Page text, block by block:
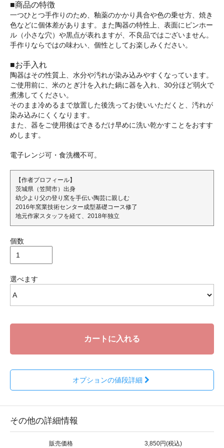
■商品の特徴
一つひとつ手作りのため、釉薬のかかり具合や色の乗せ方、焼き
色などに個体差があります。また陶器の特性上、表面にピンホー
ル（小さな穴）や黒点が表れますが、不良品ではございません。
手作りならではの味わい、個性としてお楽しみください。
■お手入れ
陶器はその性質上、水分や汚れが染み込みやすくなっています。
ご使用前に、米のとぎ汁を入れた鍋に器を入れ、30分ほど弱火で
煮沸してください。
そのまま冷めるまで放置した後洗ってお使いいただくと、汚れが
染み込みにくくなります。
また、器をご使用後はできるだけ早めに洗い乾かすことをおすす
めします。
電子レンジ可・食洗機不可。
【作者プロフィール】
茨城県（笠間市）出身
幼少より父の登り窯を手伝い陶芸に親しむ
2016年窯業技術センター成型基礎コース修了
地元作家スタッフを経て、2018年独立
個数
選べます
カートに入れる
オプションの値段詳細
その他の詳細情報
販売価格 3,850円(税込)